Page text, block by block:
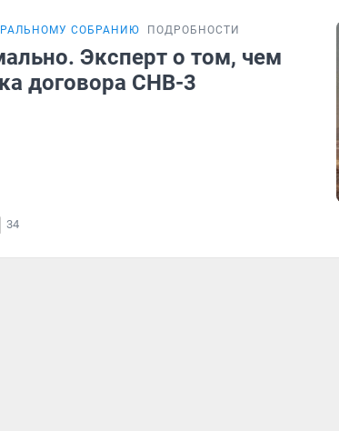
СОБРАНИЮ ПОДРОБНОСТИ
Эксперт о том, чем
договора СНВ-3
34